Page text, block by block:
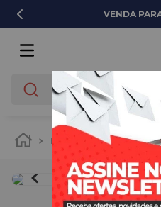
VENDA
O que você está buscando?
hidráulica tubos e
IMAGENS MERAMENTE ILUSTRATIVAS